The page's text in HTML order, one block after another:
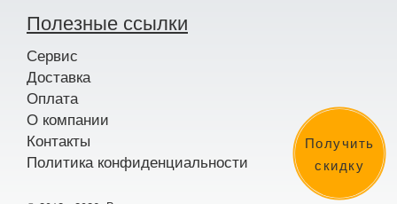
Получить
скидку
Полезные ссылки
Сервис
Доставка
Оплата
О компании
Контакты
Политика конфиденциальности